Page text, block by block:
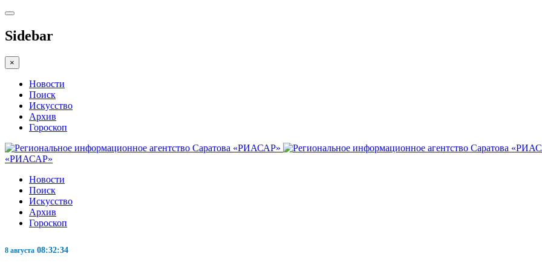
Sidebar
×
Новости
Поиск
Искусство
Архив
Гороскоп
«РИАСАР»
Новости
Поиск
Искусство
Архив
Гороскоп
8 августа 08:32:35